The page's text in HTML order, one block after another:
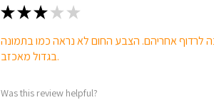
★★★ ★ ★
בגדול מאכזב.
Was this review helpful?